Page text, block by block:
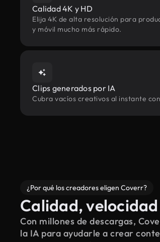
Calidad 4K y HD
Elija 4K de alta resolución para
y móvil mucho más rápido.
Clips generados por IA
Cubra vacíos creativos al instante
¿Por qué los creadores eligen Coverr?
Calidad,
Con millones de descargas,
la IA para ayudarle a crear